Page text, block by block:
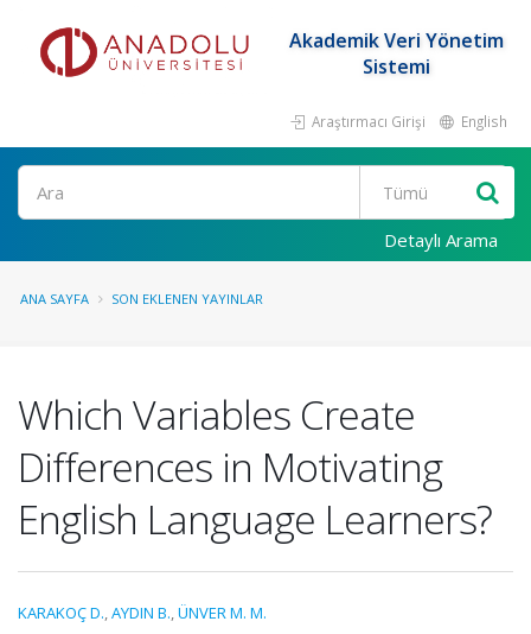
Akademik Veri Yönetim
Sistemi
Araştırmacı Girişi English
Ara
Detaylı Arama
ANA SAYFA SON EKLENEN YAYINLAR
Which Variables Create
Differences in Motivating
English Language Learners?
KARAKOÇ D.,AYDIN B.,ÜNVER M. M.